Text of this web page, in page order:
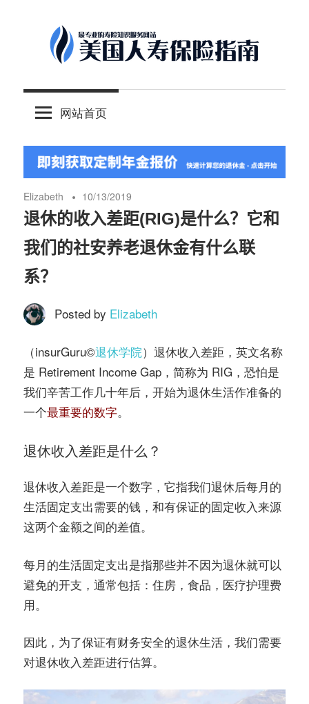
content
美
人
寿
保
险
指
南
最
国
保
理
财
务
区
网站首页
Elizabeth 10/13/2019
退休的收入差距(RIG)是什么？它和
我们的社安养老退休金有什么联
系？
Posted by Elizabeth
（insurGuru©️退休学院）退休收入差距，英文名称
是 Retirement Income Gap，简称为 RIG，恐怕是
我们辛苦工作几十年后，开始为退休生活作准备的
一个最重要的数字。
退休收入差距是什么？
退休收入差距是一个数字，它指我们退休后每月的
生活固定支出需要的钱，和有保证的固定收入来源
这两个金额之间的差值。
每月的生活固定支出是指那些并不因为退休就可以
避免的开支，通常包括：住房，食品，医疗护理费
用。
因此，为了保证有财务安全的退休生活，我们需要
对退休收入差距进行估算。